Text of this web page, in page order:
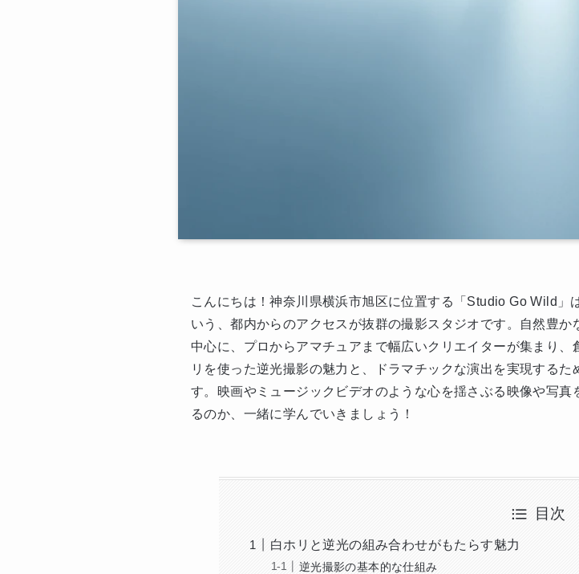
こんにちは！神奈川県横浜市旭区に位置する「Studio Go Wild」
いう、都内からのアクセスが抜群の撮影スタジオです。自然豊
中心に、プロからアマチュアまで幅広いクリエイターが集まり
リを使った逆光撮影の魅力と、ドラマチックな演出を実現する
す。映画やミュージックビデオのような心を揺さぶる映像や写
るのか、一緒に学んでいきましょう！
目次
白ホリと逆光の組み合わせがもたらす魅力
逆光撮影の基本的な仕組み